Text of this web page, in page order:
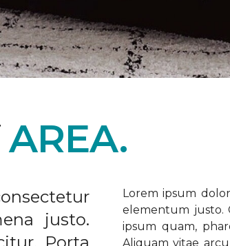
AREA.
justo.
Lorem ipsum
elementum justo.
ipsum quam,
Aliquam vitae